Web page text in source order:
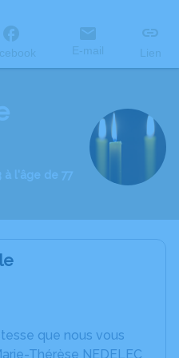
E-mail Lien
l'âge de 77
que nous vous
Thérèse NEDELEC